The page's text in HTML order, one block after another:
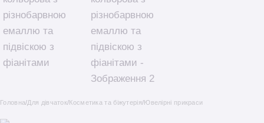
Головна/Для дівчаток/Косметика та біжутерія/Ювелірні прикраси